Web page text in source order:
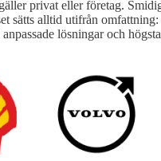
privat eller företag.
sätts alltid utifrån
lösningar och